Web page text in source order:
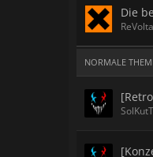
Die
NORMALE